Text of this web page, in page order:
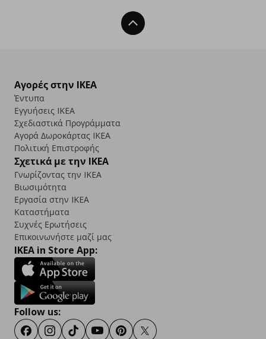
Back To Top
Αγορές στην IKEA
Έντυπα
Εγγυήσεις IKEA
Σχεδιαστικά Προγράμματα
Αγορά Δωρoκάρτας IKEA
Πολιτική Επιστροφής
Σχετικά με την IKEA
Γνωρίζοντας την IKEA
Βιωσιμότητα
Εργασία στην IKEA
Καταστήματα
Συχνές Ερωτήσεις
Επικοινωνήστε μαζί μας
IKEA in Store App:
Follow us:
FacebookInstagram
TikTokYoutubePinterestTwitter